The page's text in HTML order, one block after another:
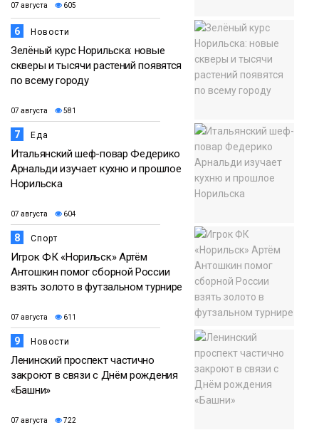
07 августа 605
6 Новости
Зелёный курс Норильска: новые
скверы и тысячи растений появятся
по всему городу
07 августа 581
7 Еда
Итальянский шеф-повар Федерико
Арнальди изучает кухню и прошлое
Норильска
07 августа 604
8 Спорт
Игрок ФК «Норильск» Артём
Антошкин помог сборной России
взять золото в футзальном турнире
07 августа 611
9 Новости
Ленинский проспект частично
закроют в связи с Днём рождения
«Башни»
07 августа 722